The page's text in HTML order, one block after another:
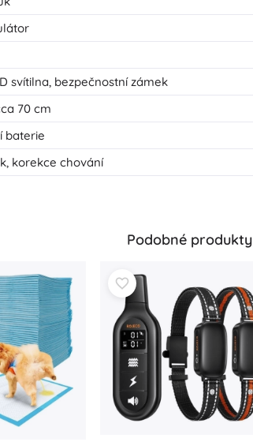
svítilna, bezpečnostní zámek
70 cm
baterie
korekce chování
Podobné produkty